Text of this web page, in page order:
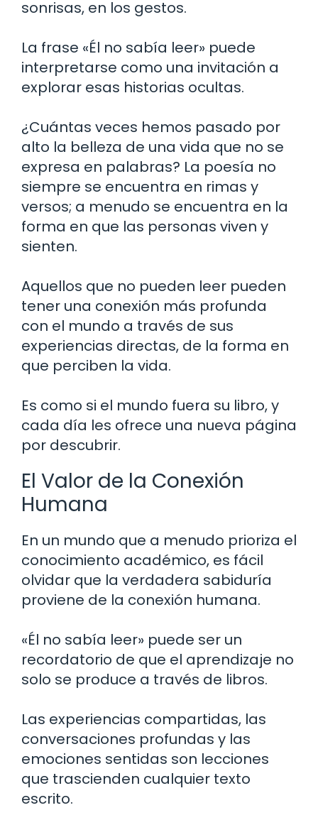
sonrisas, en los gestos.
La frase «Él no sabía leer» puede
interpretarse como una invitación a
explorar esas historias ocultas.
¿Cuántas veces hemos pasado por
alto la belleza de una vida que no se
expresa en palabras? La poesía no
siempre se encuentra en rimas y
versos; a menudo se encuentra en la
forma en que las personas viven y
sienten.
Aquellos que no pueden leer pueden
tener una conexión más profunda
con el mundo a través de sus
experiencias directas, de la forma en
que perciben la vida.
Es como si el mundo fuera su libro, y
cada día les ofrece una nueva página
por descubrir.
El Valor de la Conexión
Humana
En un mundo que a menudo prioriza el
conocimiento académico, es fácil
olvidar que la verdadera sabiduría
proviene de la conexión humana.
«Él no sabía leer» puede ser un
recordatorio de que el aprendizaje no
solo se produce a través de libros.
Las experiencias compartidas, las
conversaciones profundas y las
emociones sentidas son lecciones
que trascienden cualquier texto
escrito.